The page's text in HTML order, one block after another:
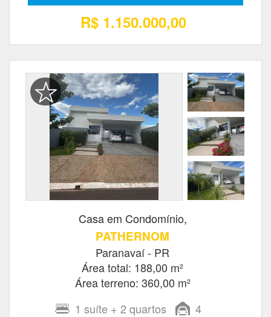
R$ 1.150.000,00
Casa em Condomínio,
PATHERNOM
Paranavaí - PR
Área total: 188,00 m²
Área terreno: 360,00 m²
1 suíte + 2 quartos 4